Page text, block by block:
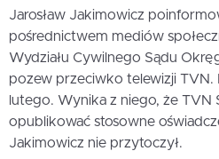
Jarosław Jakimowicz
pośrednictwem mediów
Wydziału Cywilnego Sądu
pozew przeciwko telewizji TVN.
lutego. Wynika z niego, że TVN
opublikować stosowne
Jakimowicz nie przytoczył.